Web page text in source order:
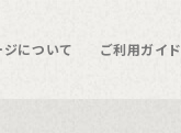
ジについて ご利用ガイド